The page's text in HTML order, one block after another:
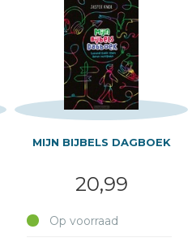
MIJN BIJBELS DAGBOEK
20,99
Op voorraad